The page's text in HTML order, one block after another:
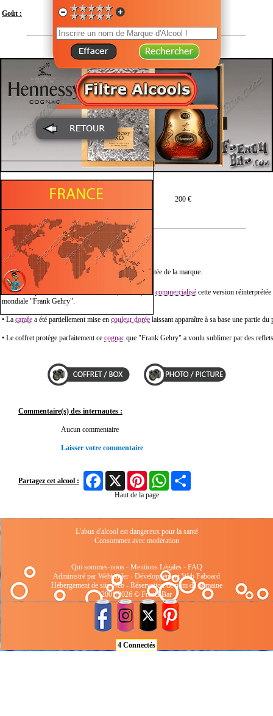
Goût : Modéré
Prix moyen en 75 cl : 200 €
Description :
• Hennessy X.O "Frank Gehry" est une Édition Limitée de la marque.
• Pour marquer son 150 commercialisé cette version
mondiale "Frank Gehry".
• La carafe a été partiellement mise en couleur dorée laissant apparaître à sa base une partie
• Le coffret protège parfaitement ce cognac que "Frank Gehry" a voulu sublimer par des
Commentaire(s) des internautes :
Aucun commentaire
Laisser votre commentaire
Partagez cet alcool :
Facebook
X PinterestWhatsApp
Haut de la page
L'abus d'alcool est dangereux pour la santé
Consommez avec modération
Qui sommes-nous- Mentions Légales- FAQ
Administré par Webtender - Développement Web Faboard
Hébergement de site Web- Réservation de nom de domaine
2001/2026 © FrenchBar
4 Connectés